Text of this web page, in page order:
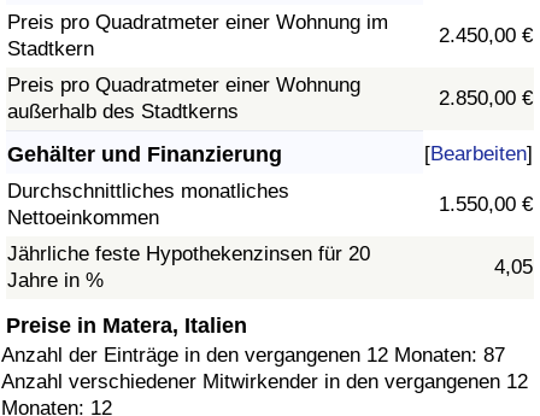
Preis pro Quadratmeter einer Wohnung im
Stadtkern
2.450,00 €
Preis pro Quadratmeter einer Wohnung
außerhalb des Stadtkerns
2.850,00 €
Gehälter und Finanzierung [Bearbeiten]
Durchschnittliches monatliches
Nettoeinkommen
1.550,00 €
Jährliche feste Hypothekenzinsen für 20
Jahre in %
4,05
Preise in Matera, Italien
Anzahl der Einträge in den vergangenen 12 Monaten: 87
Anzahl verschiedener Mitwirkender in den vergangenen 12
Monaten: 12